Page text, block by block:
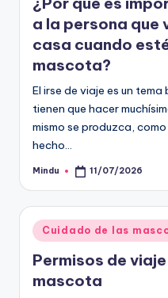
a la persona que
casa cuando
mascota?
El irse de viaje es un
tienen que hacer
mismo se produzca,
hecho…
Publicado
Mindu 11/07/2026
Publicado
en
Cuidado de las
Permisos de
mascota